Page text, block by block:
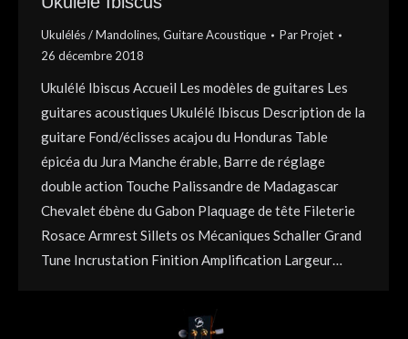
Ukulélés / Mandolines, Guitare Acoustique ParProjet
26 décembre 2018
Ukulélé Ibiscus Accueil Les modèles de guitares Les
guitares acoustiques Ukulélé Ibiscus Description de la
guitare Fond/éclisses acajou du Honduras Table
épicéa du Jura Manche érable, Barre de réglage
double action Touche Palissandre de Madagascar
Chevalet ébène du Gabon Plaquage de tête Fileterie
Rosace Armrest Sillets os Mécaniques Schaller Grand
Tune Incrustation Finition Amplification Largeur…